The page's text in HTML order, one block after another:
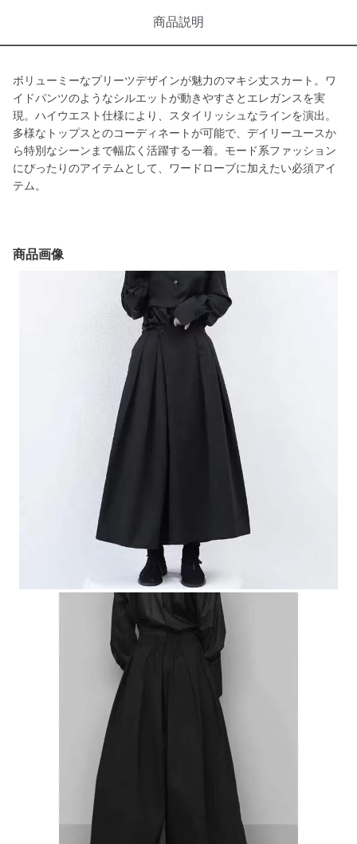
商品説明
ボリューミーなプリーツデザインが魅力のマキシ丈スカート。ワ
イドパンツのようなシルエットが動きやすさとエレガンスを実
現。ハイウエスト仕様により、スタイリッシュなラインを演出。
多様なトップスとのコーディネートが可能で、デイリーユースか
ら特別なシーンまで幅広く活躍する一着。モード系ファッション
にぴったりのアイテムとして、ワードローブに加えたい必須アイ
テム。
商品画像